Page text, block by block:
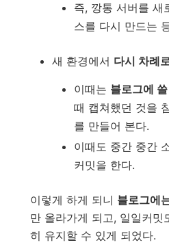
즉, 깡통 서버를 새
스를 다시 만드는
새 환경에서 다시 차례
이때는 블로그에
때 캡쳐했던 것을
를 만들어 본다.
이때도 중간 중간
커밋을 한다.
이렇게 하게 되니 블로그에
만 올라가게 되고, 일일커밋
히 유지할 수 있게 되었다.